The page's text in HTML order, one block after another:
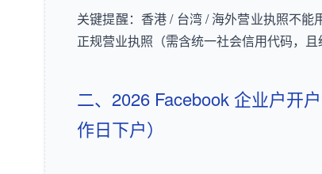
关键提醒：香港 / 台湾 / 海外营业执照不
正规营业执照（需含统一社会信用代码，且
二、2026 Facebook 企业户开
作日下户）